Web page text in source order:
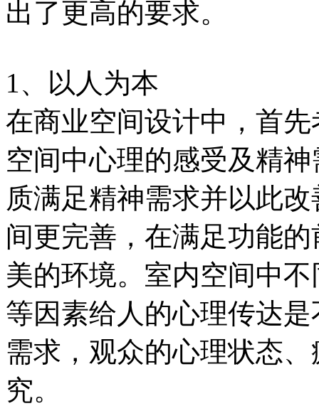
出了更高的要求。
1、以人为本
在商业空间设计中，首
空间中心理的感受及精
质满足精神需求并以此
间更完善，在满足功能
美的环境。室内空间中
等因素给人的心理传达
需求，观众的心理状态
究。